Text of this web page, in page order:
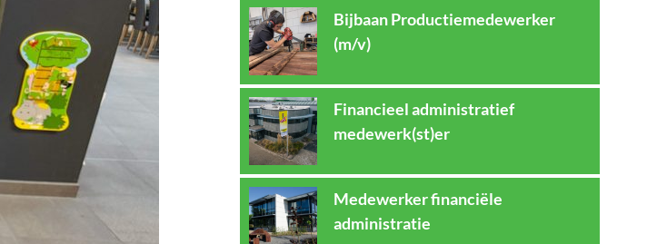
Bijbaan Productiemedewerker
(m/v)
Financieel administratief
medewerk(st)er
Medewerker financiële
administratie